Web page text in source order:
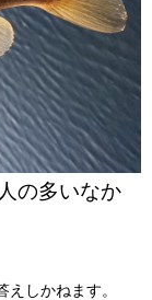
の多いなか
しかねます。